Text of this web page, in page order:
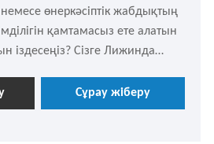
өнеркәсіптік жабдықтың
қамтамасыз ете алатын
іздесеңіз? Сізге Лижинда
Қажет болса, еркін
Сұрау жіберу